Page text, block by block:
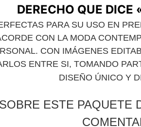
DERECHO QUE DICE
PARA SU USO EN
CON LA MODA
CON IMÁGENES
ENTRE SI, TOMANDO
DISEÑO ÚNICO Y
ESTE PAQUETE